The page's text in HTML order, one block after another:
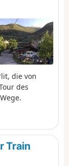
die von
des
Train